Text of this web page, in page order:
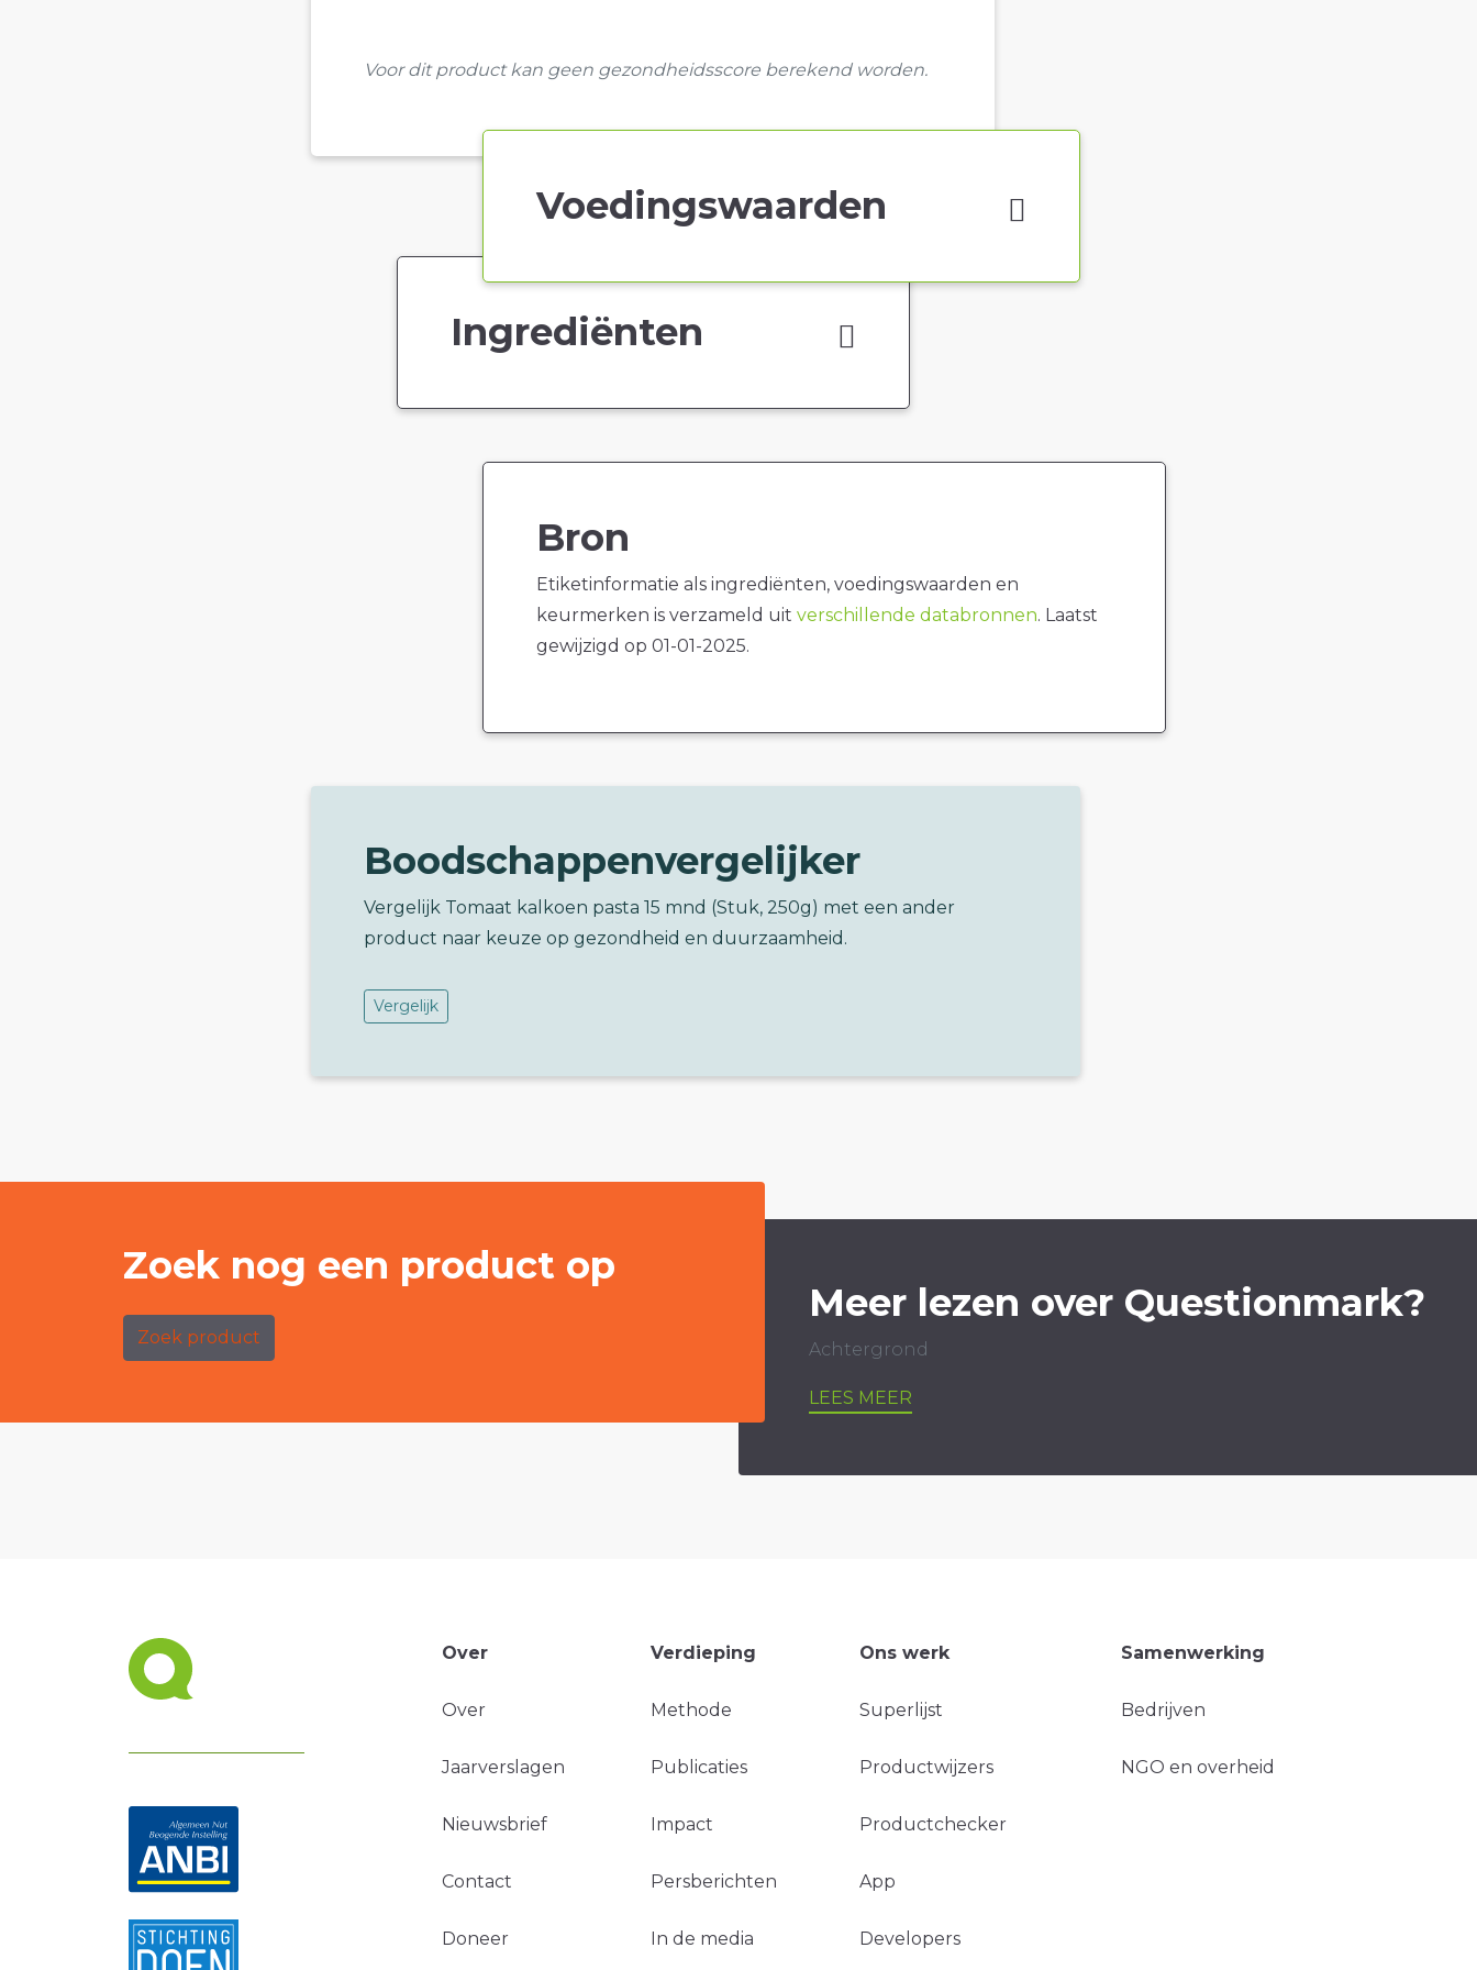
Voor dit product kan geen gezondheidsscore berekend worden.
Voedingswaarden
Ingrediënten
Bron
Etiketinformatie als ingrediënten, voedingswaarden en
keurmerken is verzameld uit verschillende databronnen. Laatst
gewijzigd op 01-01-2025.
Boodschappenvergelijker
Vergelijk Tomaat kalkoen pasta 15 mnd (Stuk, 250g) met een ander
product naar keuze op gezondheid en duurzaamheid.
Vergelijk
Zoek nog een product op
Zoek product
Meer lezen over Questionmark?
Achtergrond
LEES MEER
Over
Over
Jaarverslagen
Nieuwsbrief
Contact
Doneer
Verdieping
Methode
Publicaties
Impact
Persberichten
In de media
Ons werk
Superlijst
Productwijzers
Productchecker
App
Developers
Samenwerking
Bedrijven
NGO en overheid